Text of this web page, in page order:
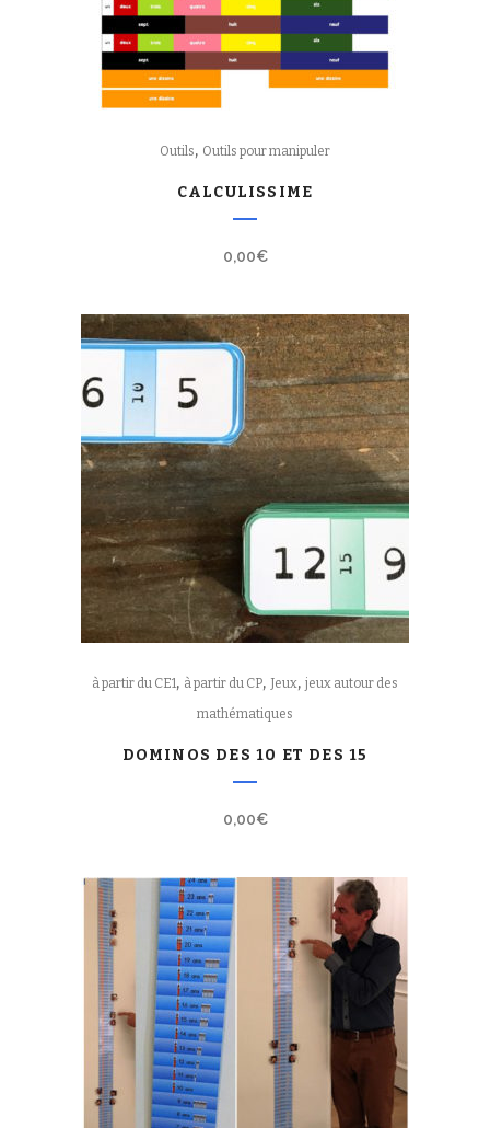
Outils, Outils pour manipuler
CALCULISSIME
0,00€
à partir du CE1, à partir du CP, Jeux, jeux autour des
mathématiques
DOMINOS DES 10 ET DES 15
0,00€